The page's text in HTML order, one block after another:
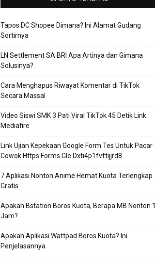
Tapos DC Shopee Dimana? Ini Alamat Gudang
Sortirnya
LN Settlement SA BRI Apa Artinya dan Gimana
Solusinya?
Cara Menghapus Riwayat Komentar di TikTok
Secara Massal
Video Siswi SMK 3 Pati Viral TikTok 45 Detik Link
Mediafire
Link Ujian Kepekaan Google Form Tes Untuk Pacar
Cowok Https Forms Gle Dxti4p1fvftijjrd8
7 Aplikasi Nonton Anime Hemat Kuota Terlengkap
Gratis
Apakah Bstation Boros Kuota, Berapa MB Nonton 1
Jam?
Apakah Aplikasi Wattpad Boros Kuota? Ini
Penjelasannya